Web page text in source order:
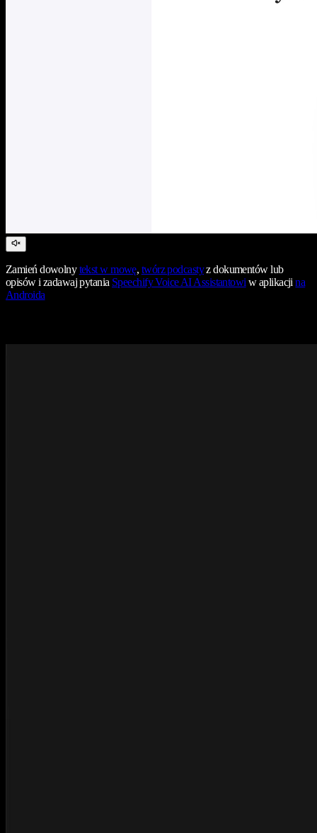
Zamień dowolnytekst w mowę, twórz podcastyz dokumentów lub
opisów i zadawaj pytania Speechify Voice AI Assistantowiw aplikacjina
Androida